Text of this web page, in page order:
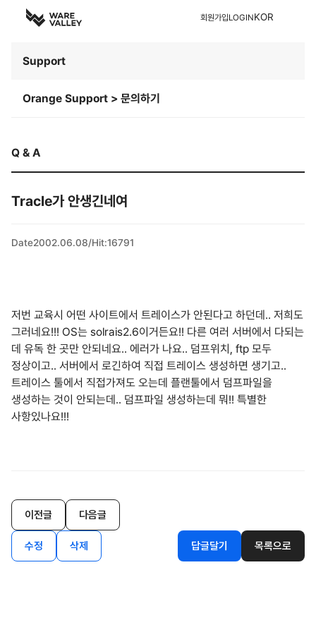
회원가입LOGINKOR
Support
Orange Support > 문의하기
Q & A
Tracle가 안생긴네여
Date2002.06.08/Hit:16791
저번 교육시 어떤 사이트에서 트레이스가 안된다고 하던데.. 저희도
그러네요!!! OS는 solrais2.6이거든요!! 다른 여러 서버에서 다되는
데 유독 한 곳만 안되네요.. 에러가 나요.. 덤프위치, ftp 모두
정상이고.. 서버에서 로긴하여 직접 트레이스 생성하면 생기고..
트레이스 툴에서 직접가져도 오는데 플랜툴에서 덤프파일을
생성하는 것이 안되는데.. 덤프파일 생성하는데 뭐!! 특별한
사항있나요!!!
이전글 다음글
수정 삭제 답글달기 목록으로